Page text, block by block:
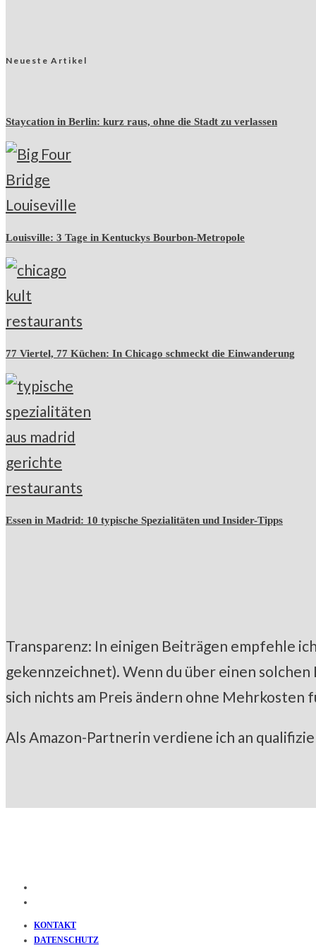
Neueste Artikel
Staycation in Berlin: kurz raus, ohne die Stadt zu verlassen
Louisville: 3 Tage in Kentuckys Bourbon-Metropole
77 Viertel, 77 Küchen: In Chicago schmeckt die Einwanderung
Essen in Madrid: 10 typische Spezialitäten und Insider-Tipps
Transparenz: In einigen Beiträgen empfehle
gekennzeichnet). Wenn du über einen
sich nichts am Preis ändern ohne
Als Amazon-Partnerin verdiene ich an
KONTAKT
DATENSCHUTZ